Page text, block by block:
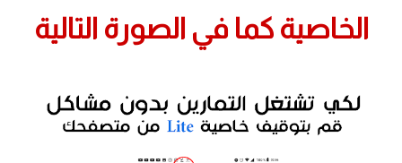
الخاصية كما في الصورة التالية